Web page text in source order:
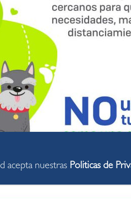
acepta nuestras Politicas de